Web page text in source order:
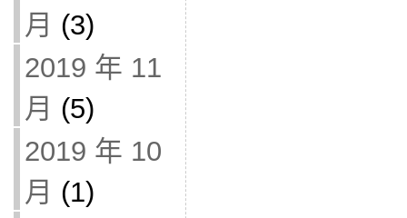
月 (3)
2019 年 11
月 (5)
2019 年 10
月 (1)